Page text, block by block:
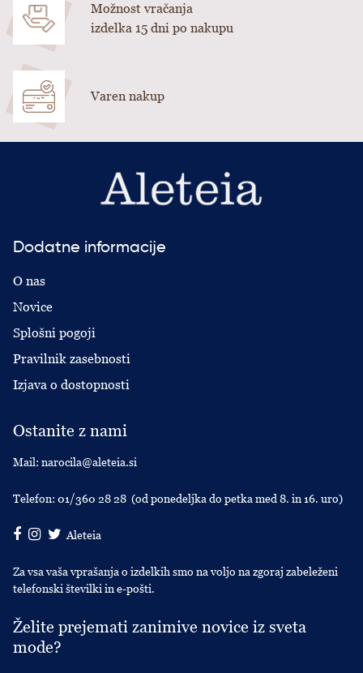
Možnost vračanja
izdelka 15 dni po nakupu
Varen nakup
Dodatne informacije
O nas
Novice
Splošni pogoji
Pravilnik zasebnosti
Izjava o dostopnosti
Ostanite z nami
Mail: narocila@aleteia.si
Telefon: 01/360 28 28 (od ponedeljka do petka med 8. in 16. uro)
Aleteia
Za vsa vaša vprašanja o izdelkih smo na voljo na zgoraj zabeleženi
telefonski številki in e-pošti.
Želite prejemati zanimive novice iz sveta
mode?